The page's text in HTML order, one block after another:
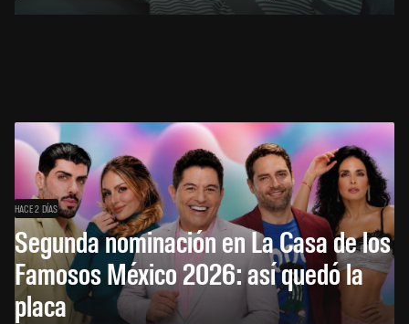
HACE 2 DÍAS
Segunda nominación en La Casa de los
Famosos México 2026: así quedó la
placa